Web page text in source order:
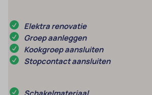
Elektra renovatie
Groep aanleggen
Kookgroep aansluiten
Stopcontact aansluiten